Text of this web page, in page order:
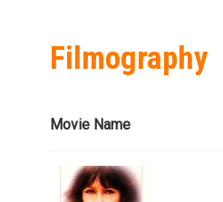
Filmography
Movie Name